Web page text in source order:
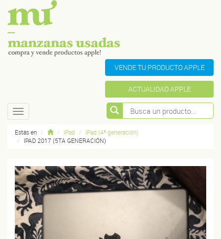
VENDE TU PRODUCTO APPLE
ACTUALIDAD APPLE
Toggle
navigation
Estás en iPad
iPad (4ª generación)
IPAD 2017 (5TA GENERACIÓN)